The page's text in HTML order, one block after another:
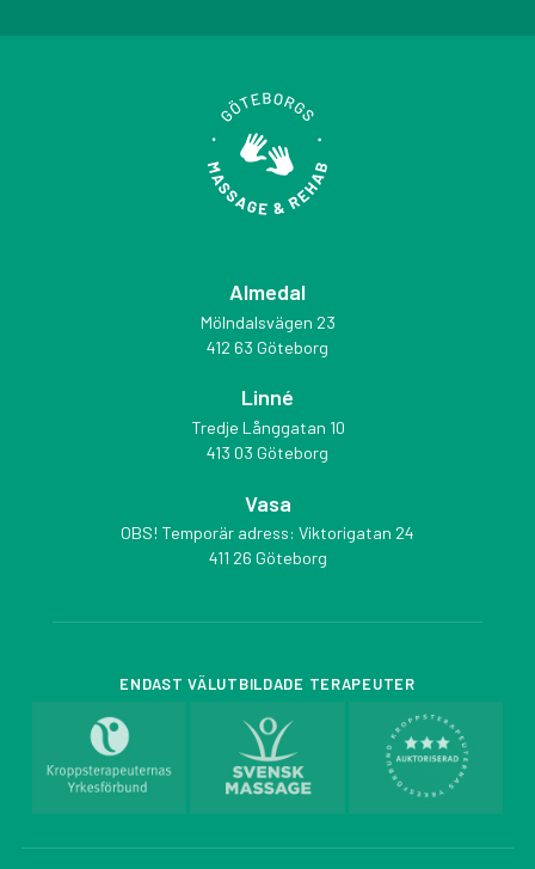
Almedal
Mölndalsvägen 23
412 63 Göteborg
Linné
Tredje Långgatan 10
413 03 Göteborg
Vasa
OBS! Temporär adress: Viktorigatan 24
411 26 Göteborg
ENDAST VÄLUTBILDADE TERAPEUTER